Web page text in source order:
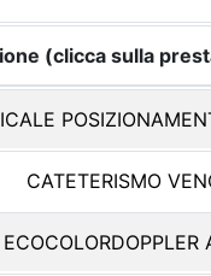
(clicca sulla
CATETERISMO
ECOCOLORDOPPLER